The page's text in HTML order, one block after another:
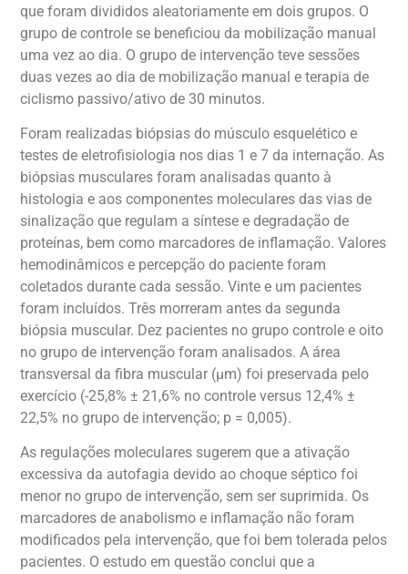
que foram divididos aleatoriamente em dois grupos. O
grupo de controle se beneficiou da mobilização manual
uma vez ao dia. O grupo de intervenção teve sessões
duas vezes ao dia de mobilização manual e terapia de
ciclismo passivo/ativo de 30 minutos.
Foram realizadas biópsias do músculo esquelético e
testes de eletrofisiologia nos dias 1 e 7 da internação. As
biópsias musculares foram analisadas quanto à
histologia e aos componentes moleculares das vias de
sinalização que regulam a síntese e degradação de
proteínas, bem como marcadores de inflamação. Valores
hemodinâmicos e percepção do paciente foram
coletados durante cada sessão. Vinte e um pacientes
foram incluídos. Três morreram antes da segunda
biópsia muscular. Dez pacientes no grupo controle e oito
no grupo de intervenção foram analisados. A área
transversal da fibra muscular (µm) foi preservada pelo
exercício (-25,8% ± 21,6% no controle versus 12,4% ±
22,5% no grupo de intervenção; p = 0,005).
As regulações moleculares sugerem que a ativação
excessiva da autofagia devido ao choque séptico foi
menor no grupo de intervenção, sem ser suprimida. Os
marcadores de anabolismo e inflamação não foram
modificados pela intervenção, que foi bem tolerada pelos
pacientes. O estudo em questão conclui que a